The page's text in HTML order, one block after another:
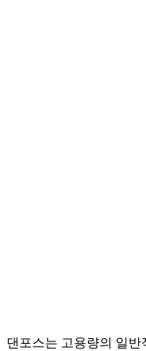
댄포스는 고용량의 일